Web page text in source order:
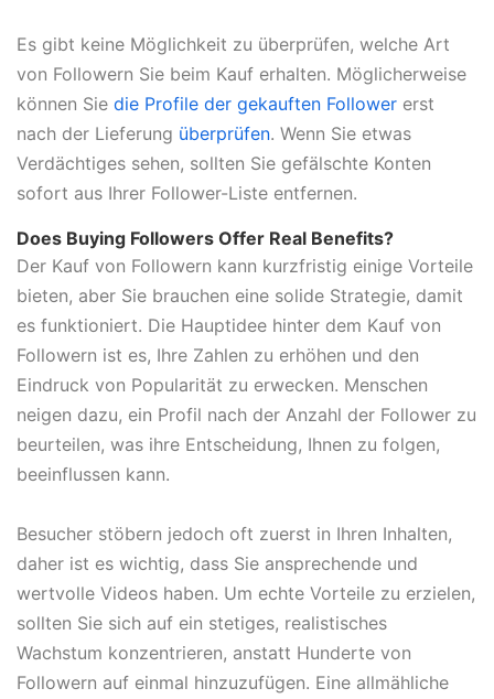
Es gibt keine Möglichkeit zu überprüfen, welche Art
von Followern Sie beim Kauf erhalten. Möglicherweise
können Sie die Profile der gekauften Follower erst
nach der Lieferung überprüfen. Wenn Sie etwas
Verdächtiges sehen, sollten Sie gefälschte Konten
sofort aus Ihrer Follower-Liste entfernen.
Does Buying Followers Offer Real Benefits?
Der Kauf von Followern kann kurzfristig einige Vorteile
bieten, aber Sie brauchen eine solide Strategie, damit
es funktioniert. Die Hauptidee hinter dem Kauf von
Followern ist es, Ihre Zahlen zu erhöhen und den
Eindruck von Popularität zu erwecken. Menschen
neigen dazu, ein Profil nach der Anzahl der Follower zu
beurteilen, was ihre Entscheidung, Ihnen zu folgen,
beeinflussen kann.
Besucher stöbern jedoch oft zuerst in Ihren Inhalten,
daher ist es wichtig, dass Sie ansprechende und
wertvolle Videos haben. Um echte Vorteile zu erzielen,
sollten Sie sich auf ein stetiges, realistisches
Wachstum konzentrieren, anstatt Hunderte von
Followern auf einmal hinzuzufügen. Eine allmähliche